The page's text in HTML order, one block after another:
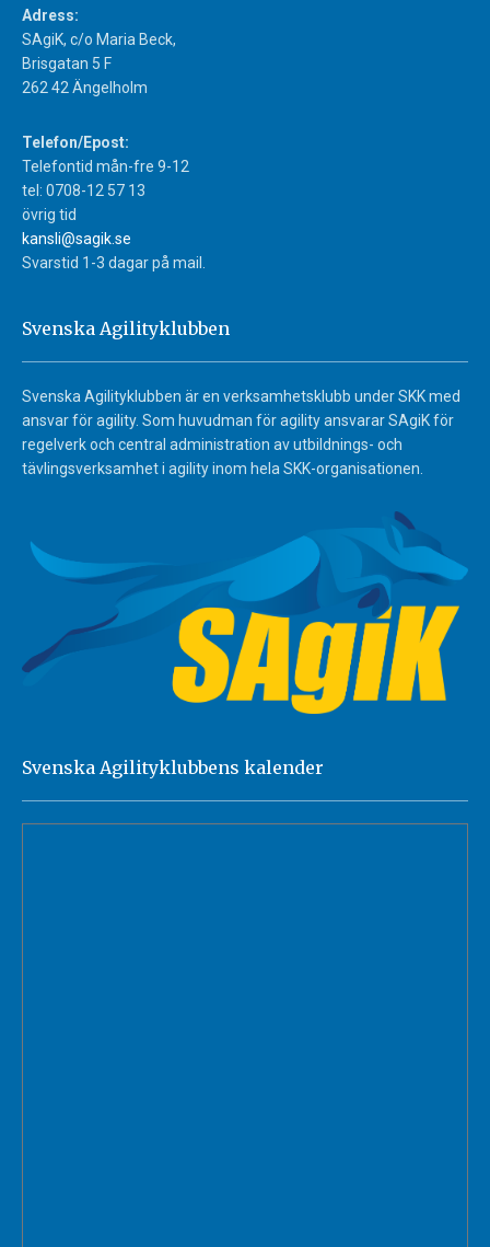
Adress:
SAgiK, c/o Maria Beck,
Brisgatan 5 F
262 42 Ängelholm
Telefon/Epost:
Telefontid mån-fre 9-12
tel: 0708-12 57 13
övrig tid
kansli@sagik.se
Svarstid 1-3 dagar på mail.
Svenska Agilityklubben
Svenska Agilityklubben är en verksamhetsklubb under SKK med
ansvar för agility. Som huvudman för agility ansvarar SAgiK för
regelverk och central administration av utbildnings- och
tävlingsverksamhet i agility inom hela SKK-organisationen.
Svenska Agilityklubbens kalender